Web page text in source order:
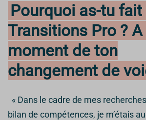
Pourquoi as-tu
Transitions Pro ? A
moment de ton
changement de
« Dans le cadre de mes
bilan de compétences, je m’étais